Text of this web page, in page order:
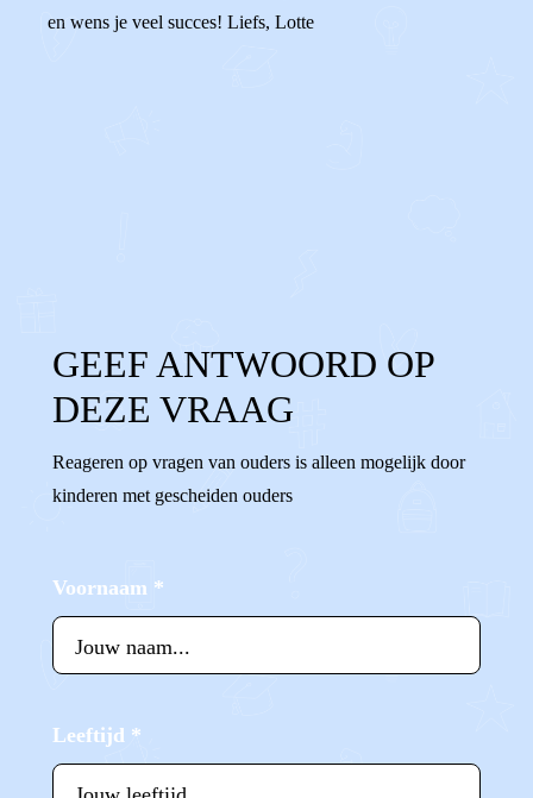
en wens je veel succes! Liefs, Lotte
GEEF ANTWOORD OP
DEZE VRAAG
Reageren op vragen van ouders is alleen mogelijk door
kinderen met gescheiden ouders
Voornaam *
Leeftijd *